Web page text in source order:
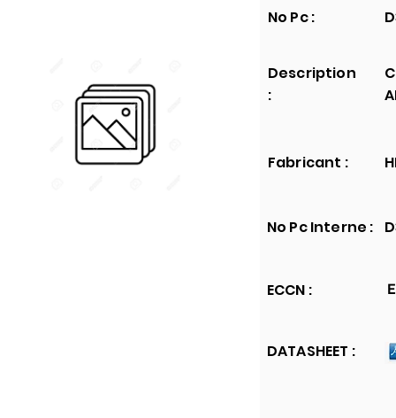
No Pc :
Description
:
Fabricant :
No Pc Interne :
ECCN :
DATASHEET :